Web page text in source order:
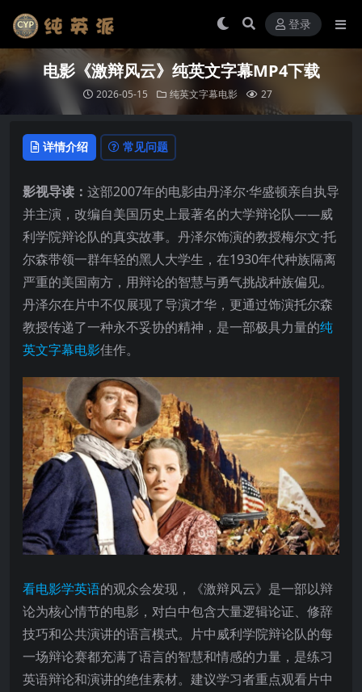
登录
电影《激辩风云》纯英文字幕MP4下载
2026-05-15 纯英文字幕电影 27
详情介绍 常见问题
影视导读： 这部2007年的电影由丹泽尔·华盛顿亲自执导
并主演，改编自美国历史上最著名的大学辩论队——威
利学院辩论队的真实故事。丹泽尔饰演的教授梅尔文·托
尔森带领一群年轻的黑人大学生，在1930年代种族隔离
严重的美国南方，用辩论的智慧与勇气挑战种族偏见。
丹泽尔在片中不仅展现了导演才华，更通过饰演托尔森
教授传递了一种永不妥协的精神，是一部极具力量的纯
英文字幕电影佳作。
看电影学英语的观众会发现，《激辩风云》是一部以辩
论为核心情节的电影，对白中包含大量逻辑论证、修辞
技巧和公共演讲的语言模式。片中威利学院辩论队的每
一场辩论赛都充满了语言的智慧和情感的力量，是练习
英语辩论和演讲的绝佳素材。建议学习者重点观看片中